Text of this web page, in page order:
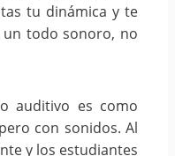
tu dinámica y te
todo sonoro, no
auditivo es como
con sonidos. Al
y los estudiantes